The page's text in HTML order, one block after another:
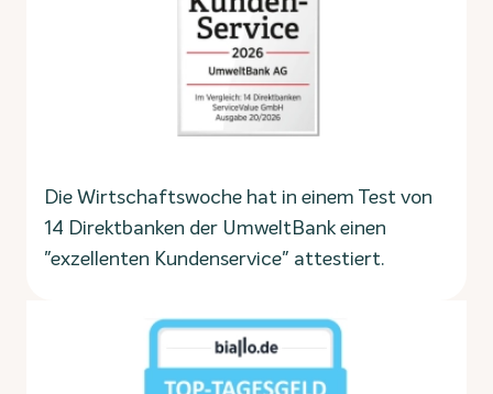
Die Wirtschaftswoche hat in einem Test von
14 Direktbanken der UmweltBank einen
"exzellenten Kundenservice" attestiert.